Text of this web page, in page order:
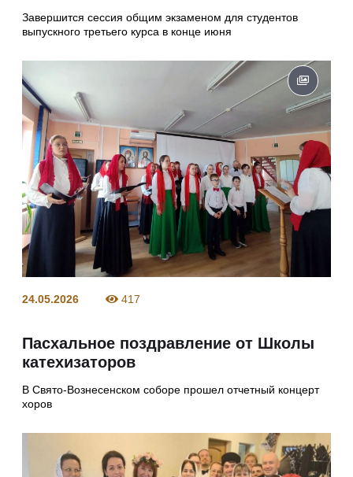
Завершится сессия общим экзаменом для студентов
выпускного третьего курса в конце июня
24.05.2026 417
Пасхальное поздравление от Школы
катехизаторов
В Свято-Вознесенском соборе прошел отчетный концерт
хоров